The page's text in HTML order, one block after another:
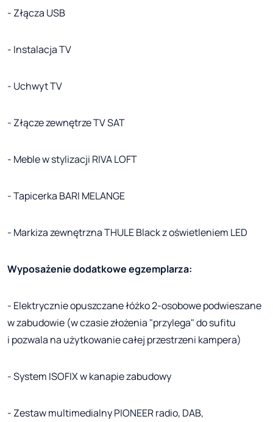
- Złącza USB
- Instalacja TV
- Uchwyt TV
- Złącze zewnętrze TV SAT
- Meble w stylizacji RIVA LOFT
- Tapicerka BARI MELANGE
- Markiza zewnętrzna THULE Black z oświetleniem LED
Wyposażenie dodatkowe egzemplarza:
- Elektrycznie opuszczane łóżko 2-osobowe podwieszane
w zabudowie (w czasie złożenia "przylega" do sufitu
i pozwala na użytkowanie całej przestrzeni kampera)
- System ISOFIX w kanapie zabudowy
- Zestaw multimedialny PIONEER radio, DAB,